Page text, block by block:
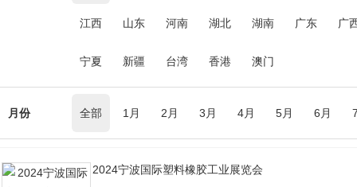
江西 山东 河南 湖北 湖南 广东 广
宁夏 新疆 台湾 香港 澳门
月份 全部 1月 2月 3月 4月 5月 6月
2024宁波国际塑料橡胶工业展览会